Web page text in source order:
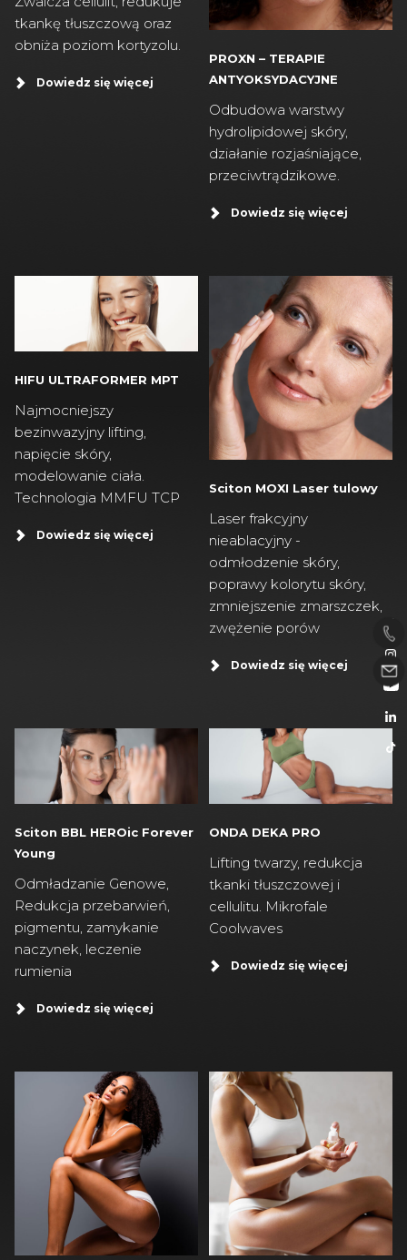
tkankę tłuszczową oraz
obniża poziom kortyzolu.
Dowiedz się więcej
PROXN – TERAPIE
ANTYOKSYDACYJNE
Odbudowa warstwy
hydrolipidowej skóry,
działanie rozjaśniające,
przeciwtrądzikowe.
Dowiedz się więcej
HIFU ULTRAFORMER MPT
Najmocniejszy
bezinwazyjny lifting,
napięcie skóry,
modelowanie ciała.
Technologia MMFU TCP
Dowiedz się więcej
Sciton MOXI Laser tulowy
Laser frakcyjny
nieablacyjny -
odmłodzenie skóry,
poprawy kolorytu skóry,
zmniejszenie zmarszczek,
zwężenie porów
Dowiedz się więcej
Sciton BBL HEROic Forever
Young
Odmładzanie Genowe,
Redukcja przebarwień,
pigmentu, zamykanie
naczynek, leczenie
rumienia
Dowiedz się więcej
ONDA DEKA PRO
Lifting twarzy, redukcja
tkanki tłuszczowej i
cellulitu. Mikrofale
Coolwaves
Dowiedz się więcej